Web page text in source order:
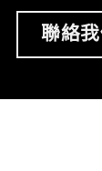
聯絡我